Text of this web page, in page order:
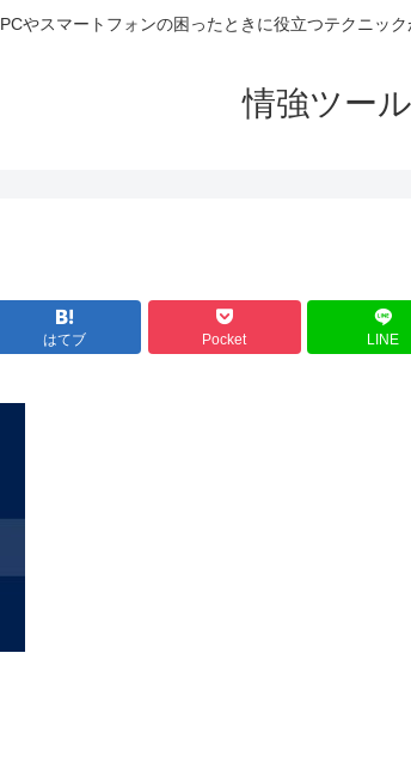
PCやスマートフォンの困ったときに役立つテクニッ
情強ツー
はてブ Pocket LINE